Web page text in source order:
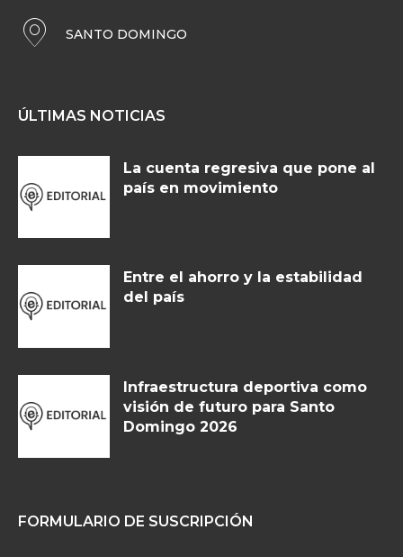
SANTO DOMINGO
ÚLTIMAS NOTICIAS
La cuenta regresiva que pone al
país en movimiento
Entre el ahorro y la estabilidad
del país
Infraestructura deportiva como
visión de futuro para Santo
Domingo 2026
FORMULARIO DE SUSCRIPCIÓN